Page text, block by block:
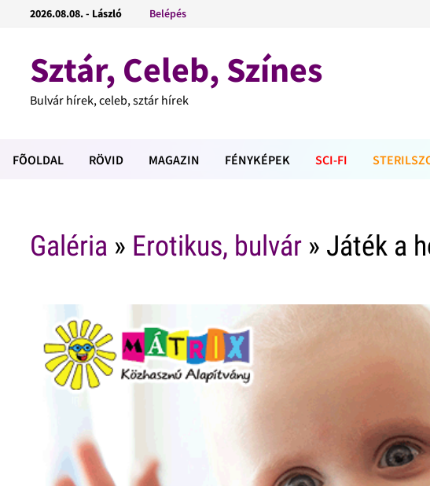
2026.08.08. - László Belépés
Sztár, Celeb, Színes
Bulvár hírek, celeb, sztár hírek
FÕOLDAL RÖVID MAGAZIN FÉNYKÉPEK SCI-FI
Galéria » Erotikus, bulvár » Játék a